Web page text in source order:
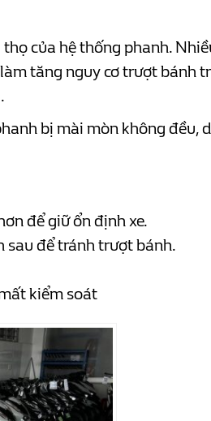
của hệ thống phanh.
tăng nguy cơ trượt bánh
bị mài mòn không đều,
để giữ ổn định xe.
sau để tránh trượt bánh.
kiểm soát